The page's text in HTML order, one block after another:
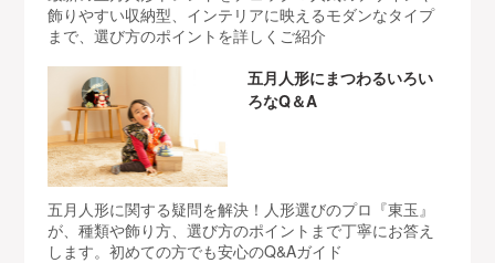
飾りやすい収納型、インテリアに映えるモダンなタイプ
まで、選び方のポイントを詳しくご紹介
五月人形にまつわるいろい
ろなQ＆A
五月人形に関する疑問を解決！人形選びのプロ『東玉』
が、種類や飾り方、選び方のポイントまで丁寧にお答え
します。初めての方でも安心のQ&Aガイド